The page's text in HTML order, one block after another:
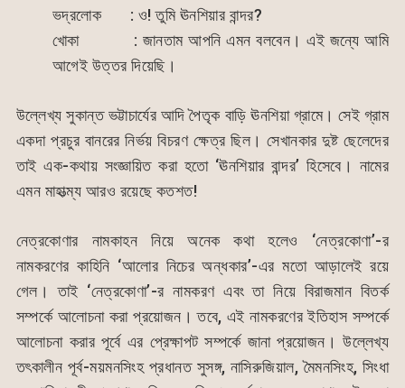
ভদ্রলোক : ও! তুমি ঊনশিয়ার বান্দর?
খোকা : জানতাম আপনি এমন বলবেন। এই জন্যে আমি
আগেই উত্তর দিয়েছি।
উল্লেখ্য সুকান্ত ভট্টাচার্যের আদি পৈতৃক বাড়ি ঊনশিয়া গ্রামে। সেই গ্রাম
একদা প্রচুর বানরের নির্ভয় বিচরণ ক্ষেত্র ছিল। সেখানকার দুষ্ট ছেলেদের
তাই এক-কথায় সংজ্ঞায়িত করা হতো ‘ঊনশিয়ার বান্দর’ হিসেবে। নামের
এমন মাহাত্ম্য আরও রয়েছে কতশত!
নেত্রকোণার নামকাহন নিয়ে অনেক কথা হলেও ‘নেত্রকোণা’-র
নামকরণের কাহিনি ‘আলোর নিচের অন্ধকার’-এর মতো আড়ালেই রয়ে
গেল। তাই ‘নেত্রকোণা’-র নামকরণ এবং তা নিয়ে বিরাজমান বিতর্ক
সম্পর্কে আলোচনা করা প্রয়োজন। তবে, এই নামকরণের ইতিহাস সম্পর্কে
আলোচনা করার পূর্বে এর প্রেক্ষাপট সম্পর্কে জানা প্রয়োজন। উল্লেখ্য
তৎকালীন পূর্ব-ময়মনসিংহ প্রধানত সুসঙ্গ, নাসিরুজিয়াল, মৈমনসিংহ, সিংধা